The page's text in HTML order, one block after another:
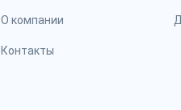
О компании
Контакты